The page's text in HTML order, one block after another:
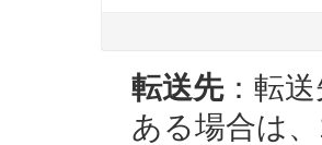
転送先：転
ある場合は